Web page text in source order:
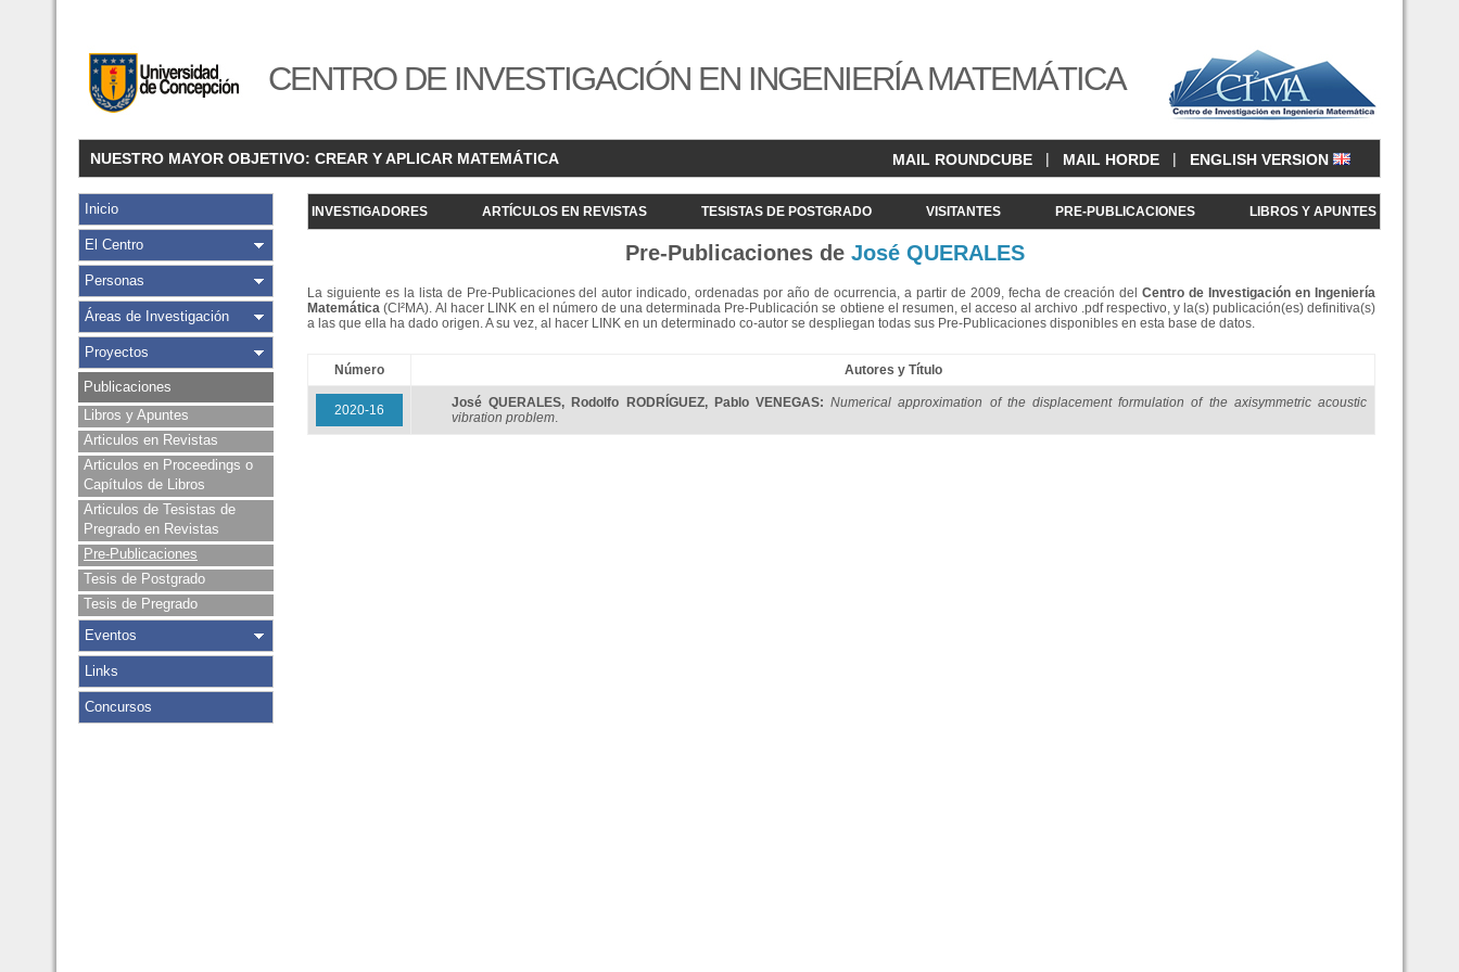
CENTRO DE INVESTIGACIÓN EN INGENIERÍA MATEMÁTICA
NUESTRO MAYOR OBJETIVO: CREAR Y APLICAR MATEMÁTICA MAIL ROUNDCUBE | MAIL HORDE | ENGLISH VERSION
Inicio
El Centro
Personas
Áreas de Investigación
Proyectos
Publicaciones
Libros y Apuntes
Articulos en Revistas
Articulos en Proceedings o
Capítulos de Libros
Articulos de Tesistas de
Pregrado en Revistas
Pre-Publicaciones
Tesis de Postgrado
Tesis de Pregrado
Eventos
Links
Concursos
INVESTIGADORES ARTÍCULOS EN REVISTAS TESISTAS DE POSTGRADO VISITANTES PRE-PUBLICACIONES LIBROS Y APUNTES
Pre-Publicaciones de José QUERALES
La siguiente es la lista de Pre-Publicaciones del autor indicado, ordenadas por año de ocurrencia, a partir de 2009, fecha de creación delCentro de Investigación en Ingeniería
Matemática (CI²MA). Al hacer LINK en el número de una determinada Pre-Publicación se obtiene el resumen, el acceso al archivo .pdf respectivo, y la(s) publicación(es) definitiva(s)
a las que ella ha dado origen. A su vez, al hacer LINK en un determinado co-autor se despliegan todas sus Pre-Publicaciones disponibles en esta base de datos.
Número Autores y Título
2020-16 José QUERALES, Rodolfo RODRÍGUEZ, Pablo VENEGAS:Numerical approximation of the displacement formulation of the axisymmetric acoustic
vibration problem.